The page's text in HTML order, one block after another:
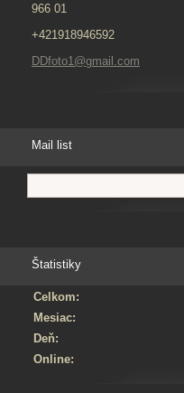
966 01
+421918946592
DDfoto1@gmail.com
Mail list
Štatistiky
Online:
Celkom:
Mesiac:
Deň: